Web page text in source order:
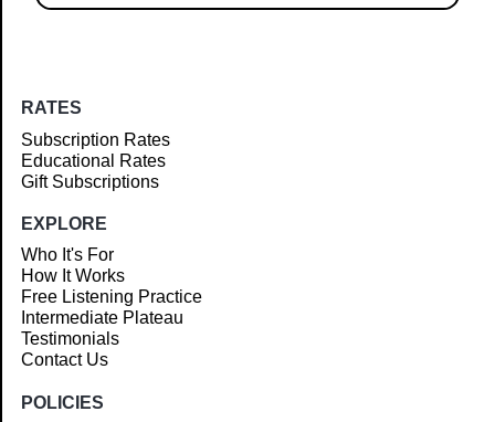
RATES
Subscription Rates
Educational Rates
Gift Subscriptions
EXPLORE
Who It's For
How It Works
Free Listening Practice
Intermediate Plateau
Testimonials
Contact Us
POLICIES